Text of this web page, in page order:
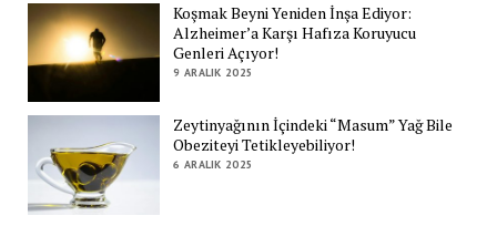
Koşmak Beyni Yeniden İnşa Ediyor:
Alzheimer’a Karşı Hafıza Koruyucu
Genleri Açıyor!
9 ARALIK 2025
Zeytinyağının İçindeki “Masum” Yağ Bile
Obeziteyi Tetikleyebiliyor!
6 ARALIK 2025